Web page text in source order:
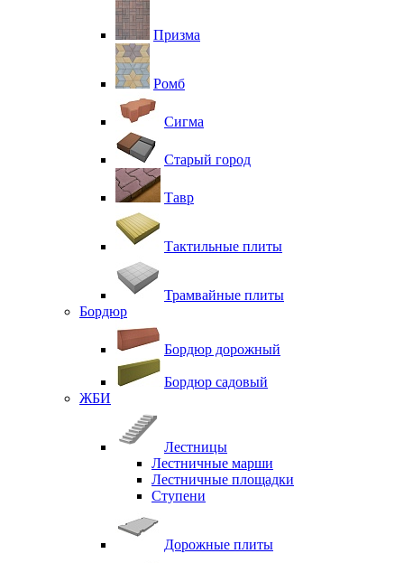
Призма
Ромб
Сигма
Старый город
Тавр
Тактильные плиты
Трамвайные плиты
Бордюр
Бордюр дорожный
Бордюр садовый
ЖБИ
Лестницы
Лестничные марши
Лестничные площадки
Ступени
Дорожные плиты